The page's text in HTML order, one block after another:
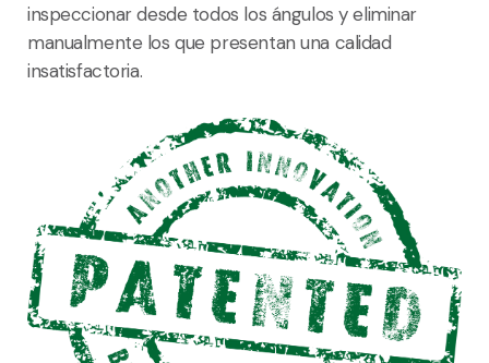
inspeccionar desde todos los ángulos y eliminar
manualmente los que presentan una calidad
insatisfactoria.